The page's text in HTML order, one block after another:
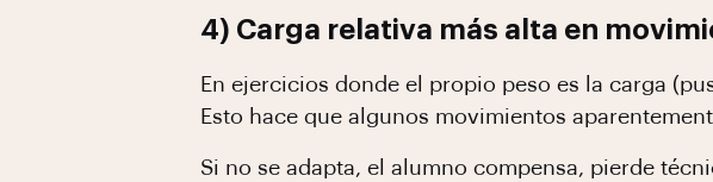
4) Carga relativa más alta en
En ejercicios donde el propio peso es la carga
Esto hace que algunos movimientos
Si no se adapta, el alumno compensa, pierde